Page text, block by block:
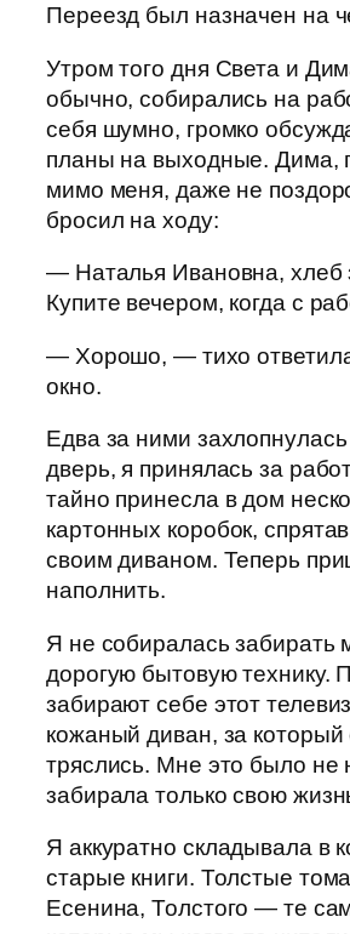
Переезд был назначен на
Утром того дня Света и
обычно, собирались на
себя шумно, громко
планы на выходные. Дима,
мимо меня, даже не
бросил на ходу:
— Наталья Ивановна, хлеб
Купите вечером, когда с
— Хорошо, — тихо ответила
окно.
Едва за ними
дверь, я принялась за
тайно принесла в дом
картонных коробок,
своим диваном. Теперь
наполнить.
Я не собиралась забирать
дорогую бытовую технику.
забирают себе этот
кожаный диван, за который
тряслись. Мне это было не
забирала только свою
Я аккуратно складывала в
старые книги. Толстые
Есенина, Толстого — те